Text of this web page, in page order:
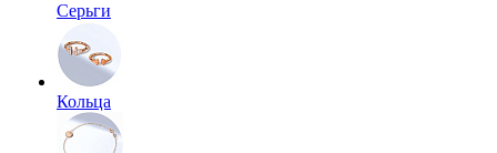
Серьги
Кольца